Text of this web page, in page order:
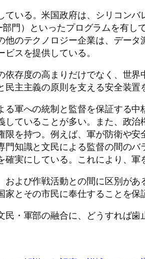
ている。米国政府は、シリコンバ
部門）といったプログラムを有
のテクノロジー企業は、デー
スを提供している。
存度の高まりだけでなく、世
主主義の原則を支える安全装置
軍への統制と監督を保証する
ていることが多い。また、政
を持つ。例えば、軍が防衛や
知識と文民による監督の間の
実にしている。これにより、
よび作戦活動との間に区別が
とその市民に奉仕することを保
・軍部の融合に、どうすれば歯